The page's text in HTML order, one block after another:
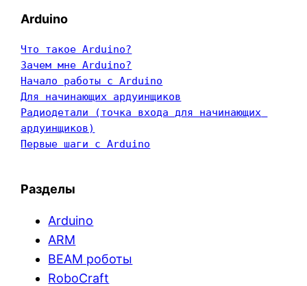
Arduino
Что такое Arduino?
Зачем мне Arduino?
Начало работы с Arduino
Для начинающих ардуинщиков
Радиодетали (точка входа для начинающих
ардуинщиков)
Первые шаги с Arduino
Разделы
Arduino
ARM
BEAM роботы
RoboCraft